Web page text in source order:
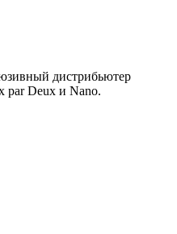
дистрибьютер
par Deux и Nano.